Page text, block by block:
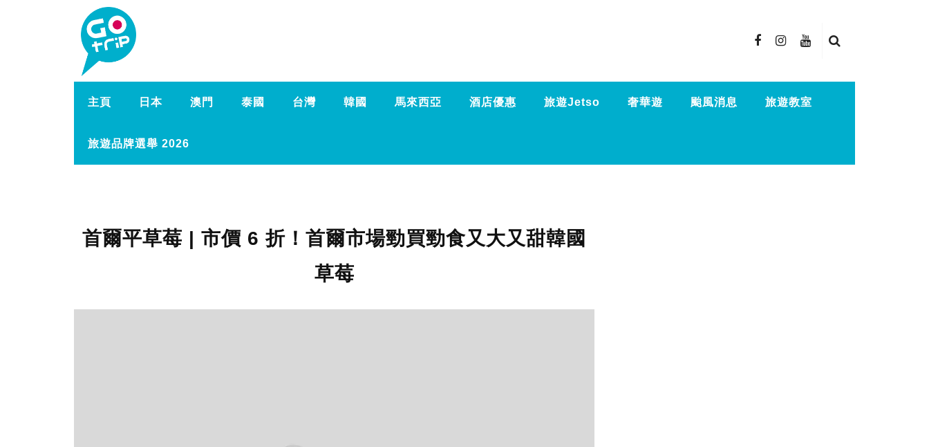
主頁 日本 澳門 泰國 台灣 韓國 馬來西亞 酒店優惠 旅遊Jetso 奢華遊 颱風消息 旅遊教室
旅遊品牌選舉 2026
首爾平草莓 | 市價 6 折！首爾市場勁買勁食又大又甜韓國
草莓